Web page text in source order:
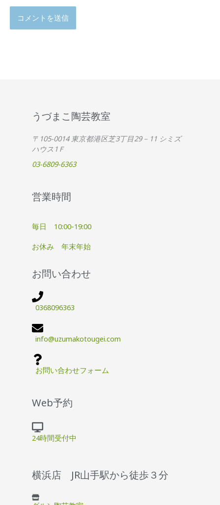
うづまこ陶芸教室
〒105-0014 東京都港区芝3丁目29－11 シミズ
ハウス1Ｆ
03-6809-6363
営業時間
毎日 10:00-19:00
お休み 年末年始
お問い合わせ
0368096363
info@uzumakotougei.com
お問い合わせフォーム
Web予約
24時間受付中
横浜店 JR山手駅から徒歩３分